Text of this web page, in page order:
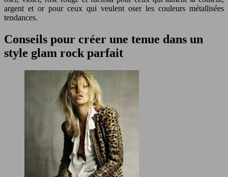
argent et or pour ceux qui veulent oser les couleurs métallisées
tendances.
Conseils pour créer une tenue dans un
style glam rock parfait